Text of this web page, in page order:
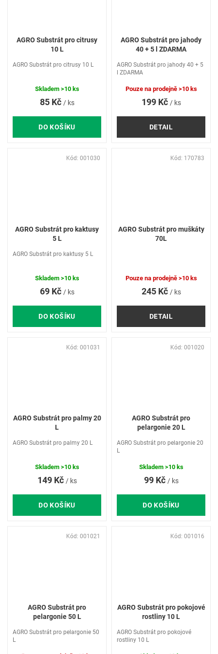
AGRO Substrát pro citrusy
10 L
85 Kč / ks
DO KOŠÍKU
AGRO Substrát pro citrusy 10 L
Skladem >10 ks
AGRO Substrát pro jahody
40 + 5 l ZDARMA
199 Kč / ks
DETAIL
AGRO Substrát pro jahody 40 + 5
l ZDARMA
Pouze na prodejně >10 ks
AGRO Substrát pro kaktusy
5 L
69 Kč / ks
DO KOŠÍKU
AGRO Substrát pro kaktusy 5 L
Skladem >10 ks
Kód: 001030
AGRO Substrát pro muškáty
70L
245 Kč / ks
DETAIL
Pouze na prodejně >10 ks
Kód: 170783
AGRO Substrát pro palmy 20
L
149 Kč / ks
DO KOŠÍKU
AGRO Substrát pro palmy 20 L
Skladem >10 ks
Kód: 001031
AGRO Substrát pro
pelargonie 20 L
99 Kč / ks
DO KOŠÍKU
AGRO Substrát pro pelargonie 20
L
Skladem >10 ks
Kód: 001020
AGRO Substrát pro
pelargonie 50 L
AGRO Substrát pro pelargonie 50
L
Kód: 001021
AGRO Substrát pro pokojové
rostliny 10 L
AGRO Substrát pro pokojové
rostliny 10 L
Kód: 001016